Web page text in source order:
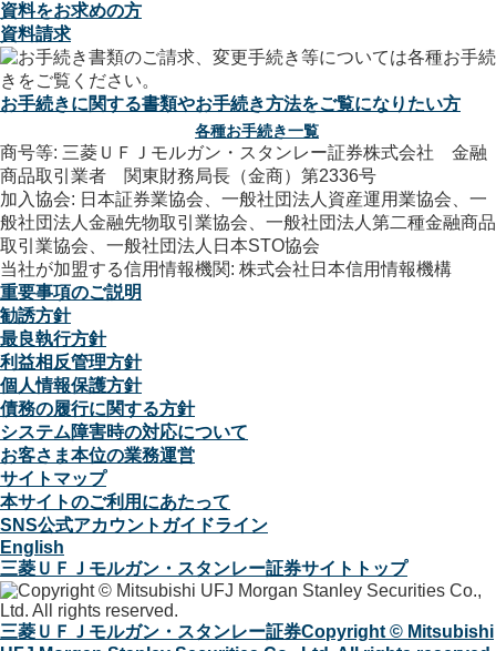
資料をお求めの方
資料請求
お手続きに関する書類やお手続き方法をご覧になりたい方
各種お手続き一覧
商号等: 三菱ＵＦＪモルガン・スタンレー証券株式会社 金融
商品取引業者 関東財務局長（金商）第2336号
加入協会: 日本証券業協会、一般社団法人資産運用業協会、一
般社団法人金融先物取引業協会、一般社団法人第二種金融商品
取引業協会、一般社団法人日本STO協会
当社が加盟する信用情報機関: 株式会社日本信用情報機構
重要事項のご説明
勧誘方針
最良執行方針
利益相反管理方針
個人情報保護方針
債務の履行に関する方針
システム障害時の対応について
お客さま本位の業務運営
サイトマップ
本サイトのご利用にあたって
SNS公式アカウントガイドライン
English
三菱ＵＦＪモルガン・スタンレー証券サイトトップ
三菱ＵＦＪモルガン・スタンレー証券Copyright © Mitsubishi